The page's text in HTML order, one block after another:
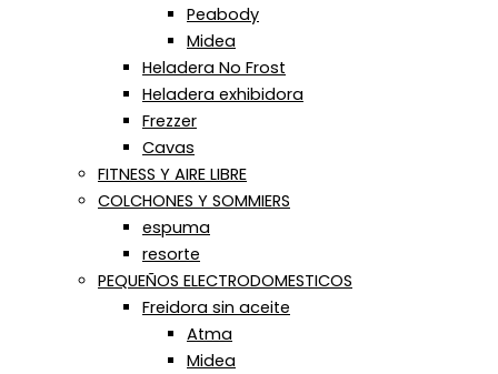
Peabody
Midea
Heladera No Frost
Heladera exhibidora
Frezzer
Cavas
FITNESS Y AIRE LIBRE
COLCHONES Y SOMMIERS
espuma
resorte
PEQUEÑOS ELECTRODOMESTICOS
Freidora sin aceite
Atma
Midea